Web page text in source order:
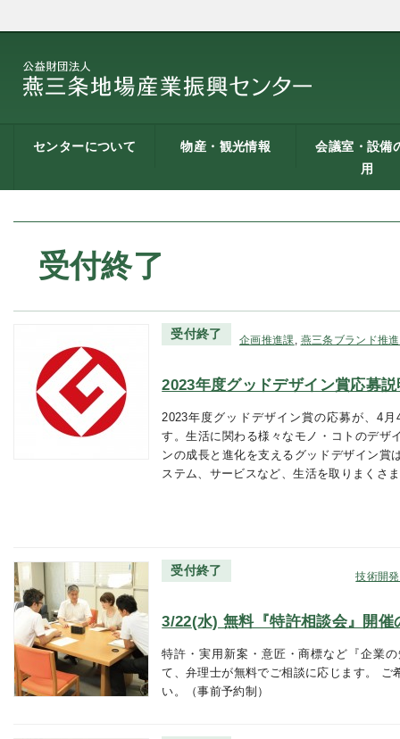
センターについて 物産・観光情報
会議室・設備
用
用案内
にあたって
室）
受付終了
企画推進課 燕三条ブランド推
受付終了
2023年度グッドデザイン賞応募
2023年度グッドデザイン賞の応募が、4
す。生活に関わる様々なモノ・コトのデザ
ンの成長と進化を支えるグッドデザイン賞
ステム、サービスなど、生活を取りまくさ
技術開
受付終了
3/22(水) 無料『特許相談会』開催
特許・実用新案・意匠・商標など『企業
て、弁理士が無料でご相談に応じます。 ご
い。（事前予約制）